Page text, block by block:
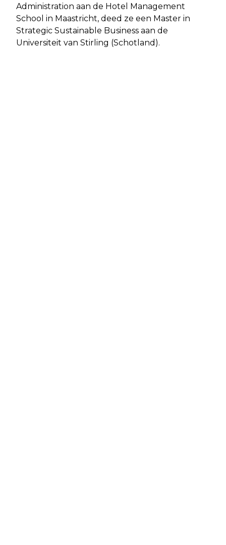
Administration aan de Hotel Management
School in Maastricht, deed ze een Master in
Strategic Sustainable Business aan de
Universiteit van Stirling (Schotland).